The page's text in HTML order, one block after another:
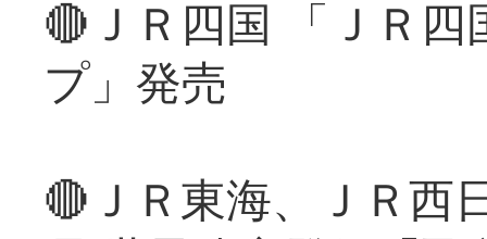
🔴ＪＲ四国 「ＪＲ
プ」発売
🔴ＪＲ東海、ＪＲ西